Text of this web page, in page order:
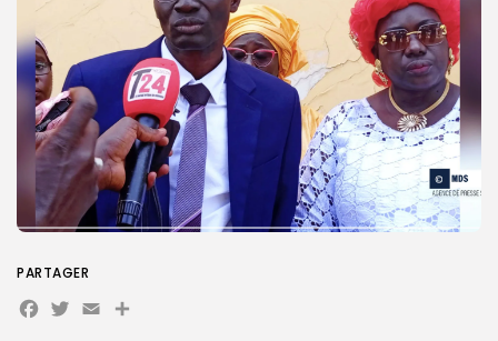
for:
PARTAGER
Facebook
Twitter
EmailPartager